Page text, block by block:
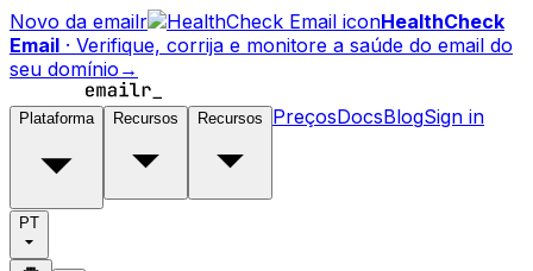
Novo da emailr
HealthCheck
Email · Verifique, corrija e monitore a saúde do email do
seu domínio →
Plataforma Recursos Recursos PreçosDocsBlogSign in
PT